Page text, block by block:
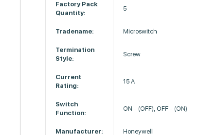
Factory Pack
Quantity:
5
Tradename: Microswitch
Termination
Style:
Screw
Current
Rating:
15 A
Switch
Function:
ON - (OFF), OFF - (ON)
Manufacturer: Honeywell